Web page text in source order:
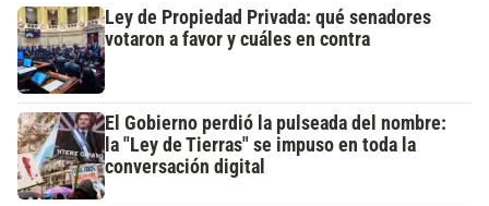
Ley de Propiedad Privada: qué senadores
votaron a favor y cuáles en contra
El Gobierno perdió la pulseada del nombre:
la "Ley de Tierras" se impuso en toda la
conversación digital